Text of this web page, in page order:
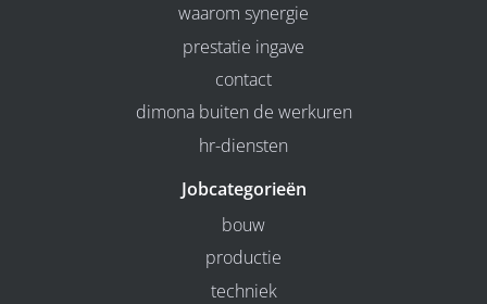
waarom synergie
prestatie ingave
contact
dimona buiten de werkuren
hr-diensten
Jobcategorieën
bouw
productie
techniek